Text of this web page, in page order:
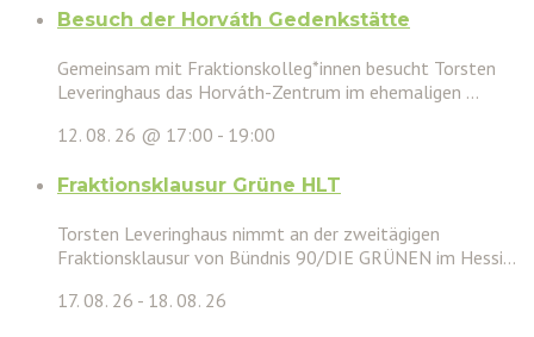
Besuch der Horváth Gedenkstätte
Gemeinsam mit Fraktionskolleg*innen besucht Torsten
Leveringhaus das Horváth-Zentrum im ehemaligen ...
12. 08. 26 @ 17:00 - 19:00
Fraktionsklausur Grüne HLT
Torsten Leveringhaus nimmt an der zweitägigen
Fraktionsklausur von Bündnis 90/DIE GRÜNEN im Hessi...
17. 08. 26 - 18. 08. 26